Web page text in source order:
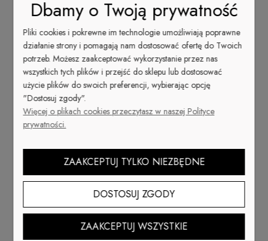
Lawendowo fioletowy lakier Cuccio Colour.
Klasyczny lakier do paznokci -JAKOŚĆ
PREMIUM
Cuccio Colourjedyny lakier o sile
hybrydy.Niezawodna trwałość 10+ dni!
Najdłuższa gwarancja wytrzymałości.
Triple-Pigmentation
opatentowana technologia potrójnej pigmentacji. Idealny
efekt już przy pierwszej warstwie.
który nie traci swojej intensywności.
Włókno Dupont
nakrętka z pędzlem ze specjalnie wyselekcjonowanego
włókna DuPont.
Nowatorska formuła chemiczna
Nie zawiera DBP i Toluenu. Nie odpryskuje i nie ściera
się na krawędziach paznokci.
Odwrócony kształt butelki
Dbamy o Twoją prywatność
Pliki cookies i pokrewne im technologie umożliwiają poprawne
działanie strony i pomagają nam dostosować ofertę do Twoich
potrzeb. Możesz zaakceptować wykorzystanie przez nas
wszystkich tych plików i przejść do sklepu lub dostosować
użycie plików do swoich preferencji, wybierając opcję
"Dostosuj zgody".
Więcej o plikach cookies przeczytasz w naszej Polityce
prywatności.
ZAAKCEPTUJ TYLKO NIEZBĘDNE
DOSTOSUJ ZGODY
ZAAKCEPTUJ WSZYSTKIE